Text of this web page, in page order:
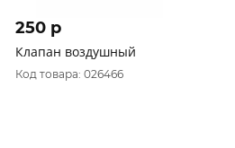
250 p
Клапан воздушный
Код товара: 026466